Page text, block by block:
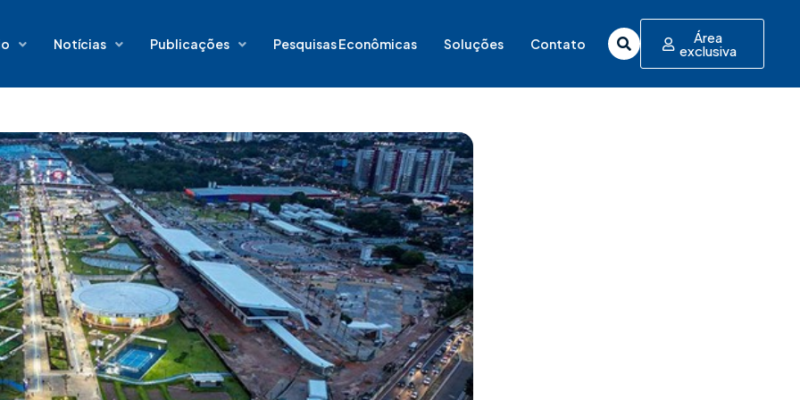
Notícias Publicações Pesquisas Econômicas Soluções Contato Área
exclusiva